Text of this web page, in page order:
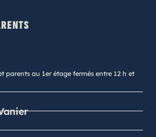
parents au 1er étage fermés entre 12 h et